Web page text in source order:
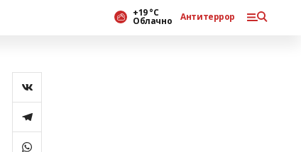
+19 °С
Облачно Антитеррор